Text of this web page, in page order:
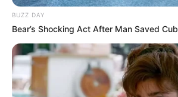
BUZZ DAY
Bear’s Shocking Act After Man Saved Cub